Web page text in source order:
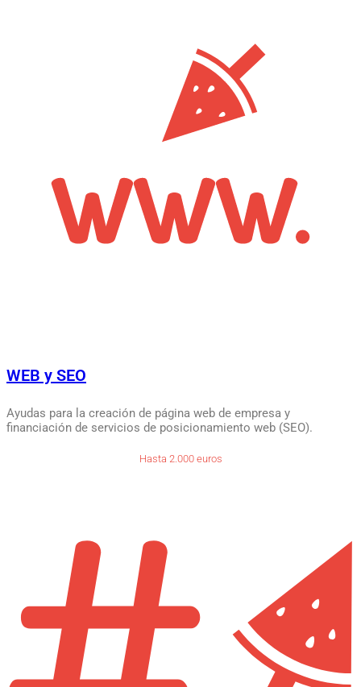
WEB y SEO
Ayudas para la creación de página web de empresa y
financiación de servicios de posicionamiento web (SEO).
Hasta 2.000 euros